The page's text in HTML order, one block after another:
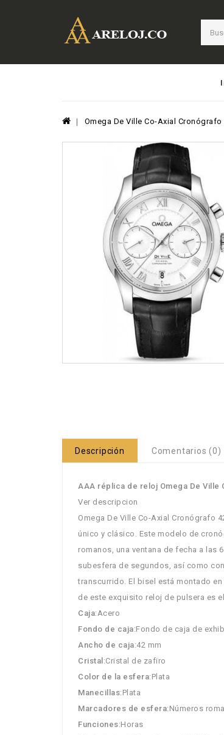
Omega De Ville Co-Axial Cronógrafo
Descripción Comentarios (0)
AAA réplica de reloj Omega De Ville
Ver descripcion
Omega De Ville Co-Axial Cronógrafo
único y clásico. Este modelo de
romanos, una ventana de fecha a las
subesfera de segundos, así como
transcurrido. El bisel está montado
de este exquisito reloj de pulsera es
Caja:Acero
Fondo de caja:Fondo de caja de
Ancho de caja:42 mm
Cristal :Cristal de zafiro
Color de la esfera:Plata
Manecillas:Plata
Marcadores de esfera:Números
Funciones:Horas